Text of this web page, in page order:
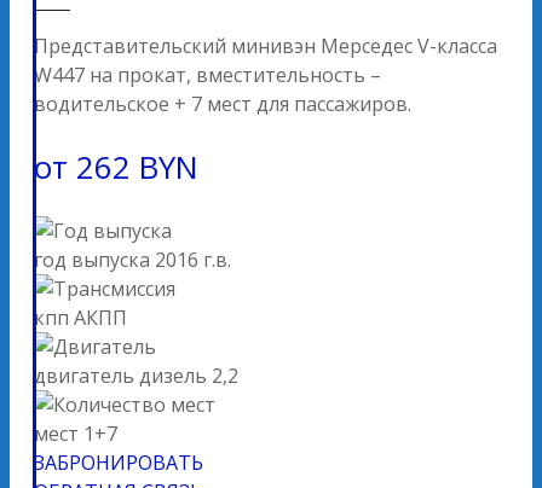
Представительский минивэн Мерседес V-класса
W447 на прокат, вместительность –
водительское + 7 мест для пассажиров.
от 262 BYN
год выпуска 2016 г.в.
кпп АКПП
двигатель дизель 2,2
мест 1+7
ЗАБРОНИРОВАТЬ